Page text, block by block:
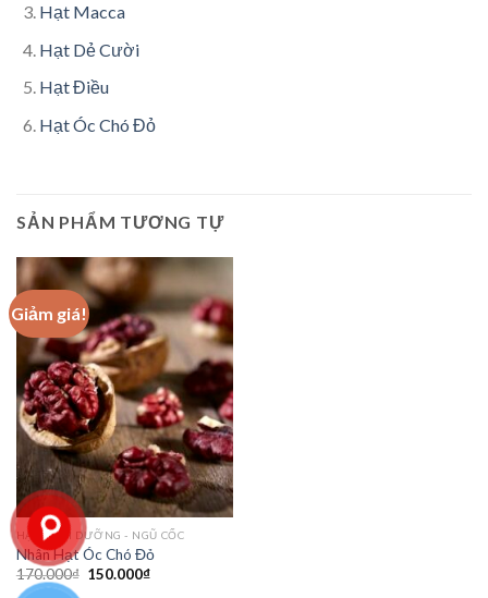
Hạt Macca
Hạt Dẻ Cười
Hạt Điều
Hạt Óc Chó Đỏ
SẢN PHẨM TƯƠNG TỰ
Giảm giá!
HẠT DINH DƯỠNG - NGŨ CỐC
Nhân Hạt Óc Chó Đỏ
170.000₫ 150.000₫